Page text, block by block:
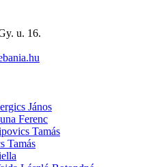
u. 16.
János
Ferenc
Tamás
Tamás